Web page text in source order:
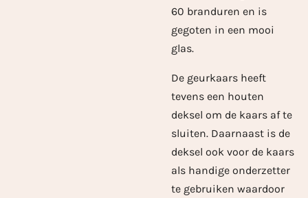
60 branduren en is
gegoten in een mooi
glas.
De geurkaars heeft
tevens een houten
deksel om de kaars af te
sluiten. Daarnaast is de
deksel ook voor de kaars
als handige onderzetter
te gebruiken waardoor